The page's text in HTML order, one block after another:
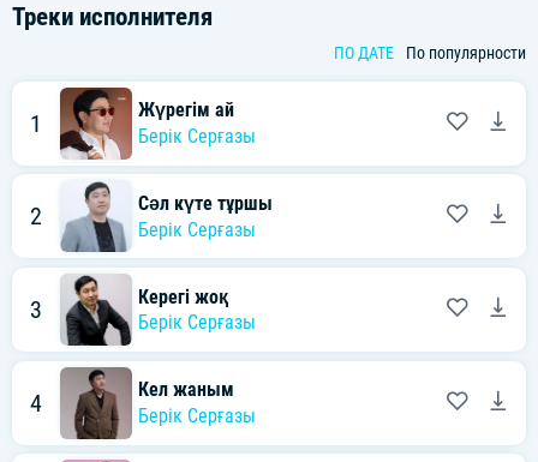
Треки исполнителя
ПО ДАТЕ По популярности
1
Жүрегім ай
Берік Серғазы
2
Сәл күте тұршы
Берік Серғазы
3
Керегі жоқ
Берік Серғазы
4
Кел жаным
Берік Серғазы